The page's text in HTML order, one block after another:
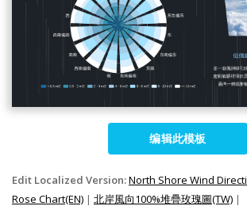
编辑此模板
Edit Localized Version:North Shore Wind
Rose Chart(EN) | 北岸風向100%堆疊玫瑰圖(TW) |